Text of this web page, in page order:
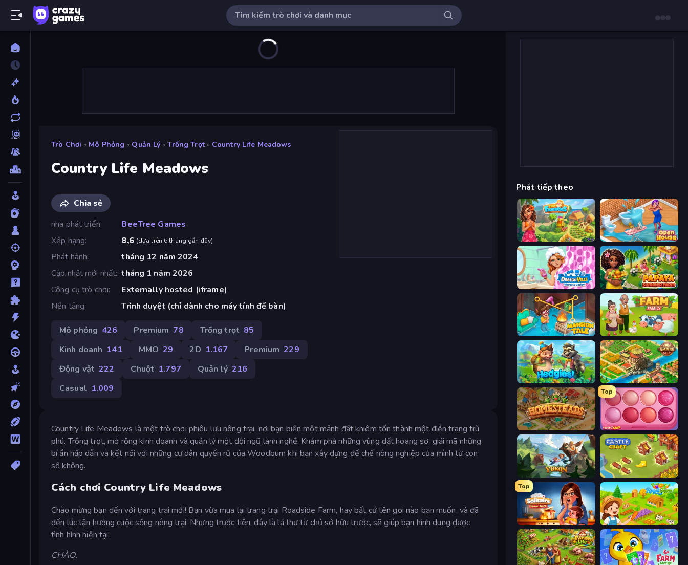
Trò Chơi » Mô Phỏng » Quản Lý » Trồng Trọt » Country Life Meadows
Country Life Meadows
Chia sẻ
nhà phát triển
BeeTree Games
Xếp hạng
8,6 (dựa trên 6 tháng gần đây)
Phát hành
tháng 12 năm 2024
Cập nhật mới nhất tháng 1 năm 2026
Công cụ trò chơi
Externally hosted (iframe)
Nền tảng
Trình duyệt (chỉ dành cho máy tính để bàn)
Mô phỏng 426 Premium 78 Trồng trọt 85
Kinh doanh 141 MMO 29 2D 1.167 Premium 229
Động vật 222 Chuột 1.797 Quản lý 216
Casual 1.009
Country Life Meadows là một trò chơi phiêu lưu nông trại, nơi bạn biến một mảnh đất khiêm tốn thành một điền trang trù
phú. Trồng trọt, mở rộng kinh doanh và quản lý một đội ngũ lành nghề. Khám phá những vùng đất hoang sơ, giải mã những
bí ẩn hấp dẫn và kết nối với những cư dân quyến rũ của Woodburn khi bạn xây dựng đế chế nông nghiệp của mình từ con
số không.
Cách chơi Country Life Meadows
Chào mừng bạn đến với trang trại mới! Bạn vừa mua lại trang trại Roadside Farm, hay bất cứ tên gọi nào bạn muốn, và đã
đến lúc tận hưởng cuộc sống nông trại. Nhưng trước tiên, đây là lá thư từ chủ sở hữu trước, sẽ giúp bạn hình dung được
tình hình hiện tại:
CHÀO,
Phát tiếp theo
The Farmers Open House
Designville: Merge & Design Papaya Summer Farm
Mansion Tale: Merge Secrets Farm Family
Hedgies Empire City
Homesteads: Dream Farm
Top
Piece of Cake: Merge and Bake
Yukon: Family Adventure Castle Craft
Top
Solitaire Home Story Royal Farm